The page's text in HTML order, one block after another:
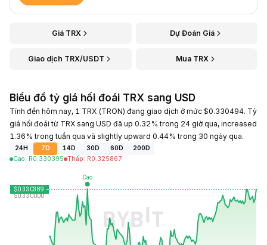
Giá TRX Dự Đoán Giá
Giao dịch TRX/USDT Mua TRX
Biểu đồ tỷ giá hối đoái TRX sang USD
Tính đến hôm nay, 1 TRX (TRON) đang giao dịch ở mức $0.330494. Tỷ
giá hối đoái từ TRX sang USD đã up 0.32% trong 24 giờ qua, increased
1.36% trong tuần qua và slightly upward 0.44% trong 30 ngày qua.
24H 7D 14D 30D 60D
200D
Cao: R0.330395 Thấp: R0.325867